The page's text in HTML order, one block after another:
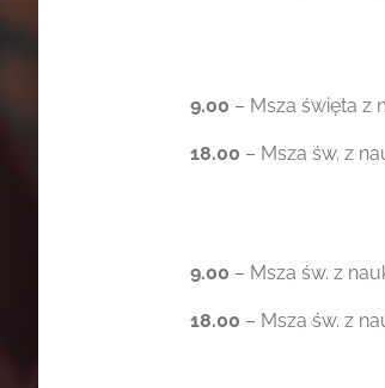
9.00 – Msza święta z
18.00 – Msza św. z
9.00 – Msza św. z
18.00 – Msza św. z